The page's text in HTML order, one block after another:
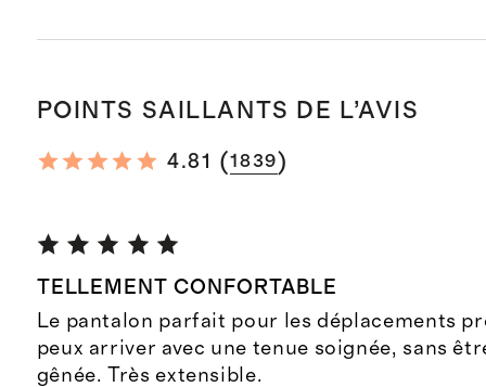
POINTS SAILLANTS DE L’AVIS
4.81 (1839)
TELLEMENT CONFORTABLE
Le pantalon parfait pour les déplacements
peux arriver avec une tenue soignée, sans
gênée. Très extensible.